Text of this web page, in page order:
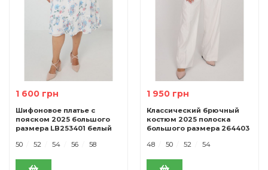
1 600 грн
Шифоновое платье с
пояском 2025 большого
размера LB253401 белый
50
52 54 56 58
1 950 грн
Классический брючный
костюм 2025 полоска
большого размера 264403
48
50 52 54